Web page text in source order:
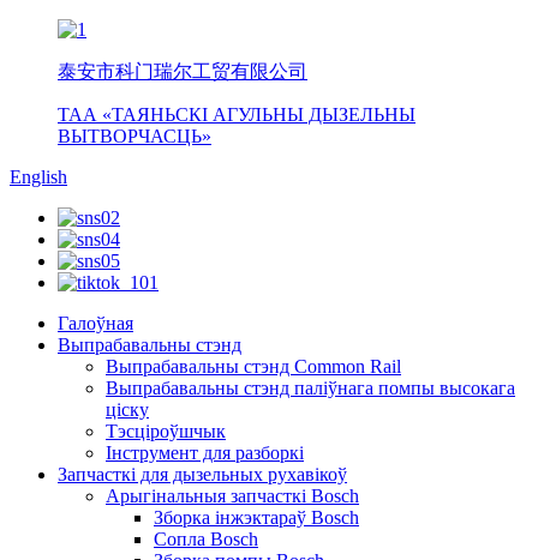
泰安市科门瑞尔工贸有限公司
ТАА «ТАЯНЬСКІ АГУЛЬНЫ ДЫЗЕЛЬНЫ
ВЫТВОРЧАСЦЬ»
English
Галоўная
Выпрабавальны стэнд
Выпрабавальны стэнд Common Rail
Выпрабавальны стэнд паліўнага помпы высокага
ціску
Тэсціроўшчык
Інструмент для разборкі
Запчасткі для дызельных рухавікоў
Арыгінальныя запчасткі Bosch
Зборка інжэктараў Bosch
Сопла Bosch